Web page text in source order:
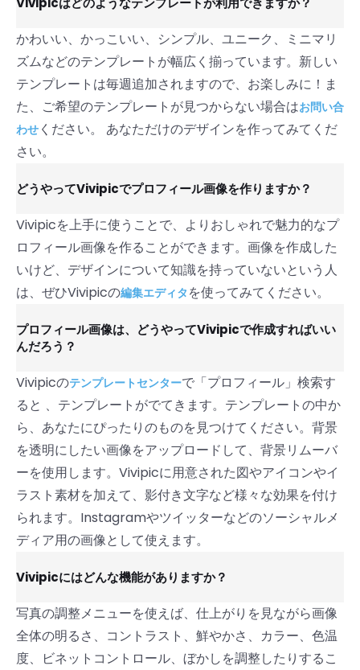
かわいい、かっこいい、シンプル、ユニーク、ミニマリ
ズムなどのテンプレートが幅広く揃っています。新しい
テンプレートは毎週追加されますので、お楽しみに！ま
た、ご希望のテンプレートが見つからない場合はお問い合
わせ ください。 あなただけのデザインを作ってみてくだ
さい。
どうやってVivipicでプロフィール画像を作りますか？
Vivipicを上手に使うことで、よりおしゃれで魅力的なプ
ロフィール画像を作ることができます。画像を作成した
いけど、デザインについて知識を持っていないという人
は、ぜひVivipicの編集エディタ を使ってみてください。
プロフィール画像は、どうやってVivipicで作成すればいい
んだろう？
Vivipicのテンプレートセンターで「プロフィール」検索す
ると 、テンプレートがでてきます。テンプレートの中か
ら、あなたにぴったりのものを見つけてください。背景
を透明にしたい画像をアップロードして、背景リムーバ
ーを使用します。Vivipicに用意された図やアイコンやイ
ラスト素材を加えて、影付き文字など様々な効果を付け
られます。Instagramやツイッターなどのソーシャルメ
ディア用の画像として使えます。
Vivipicにはどんな機能がありますか？
写真の調整メニューを使えば、仕上がりを見ながら画像
全体の明るさ、コントラスト、鮮やかさ、カラー、色温
度、ビネットコントロール、ぼかしを調整したりするこ